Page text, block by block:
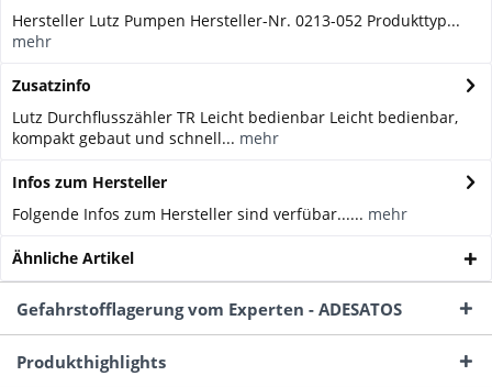
Hersteller Lutz Pumpen Hersteller-Nr. 0213-052 Produkttyp...
mehr
Zusatzinfo
Lutz Durchflusszähler TR Leicht bedienbar Leicht bedienbar,
kompakt gebaut und schnell... mehr
Infos zum Hersteller
Folgende Infos zum Hersteller sind verfübar...... mehr
Ähnliche Artikel
Gefahrstofflagerung vom Experten - ADESATOS
Produkthighlights